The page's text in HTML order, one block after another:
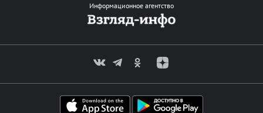
Информационное агентство